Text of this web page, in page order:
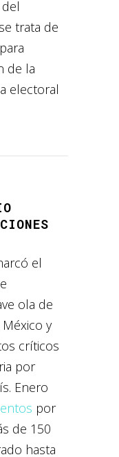
trata de
de la
electoral
el
ola de
y
críticos
por
Enero
por
de 150
hasta